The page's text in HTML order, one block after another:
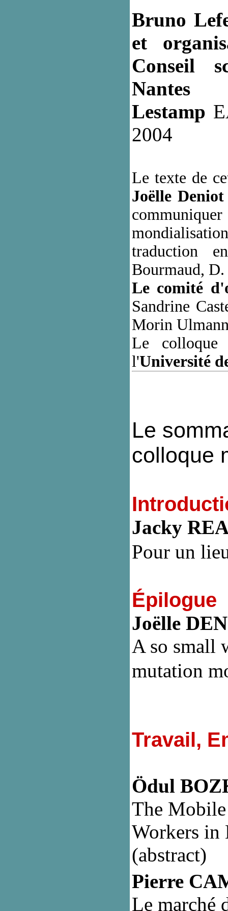
Bruno
et
Conseil
Nantes
Lestamp
2004
Le texte de
Joëlle
traduction
Bourmaud,
Le comité
Sandrine
Morin
Le colloque
l'Université
Le
colloque
Jacky
Pour un
Épilogue
Joëlle
A so small
mutation
Travail,
Ödul
The
Workers in
(abstract)
Pierre
Le marché